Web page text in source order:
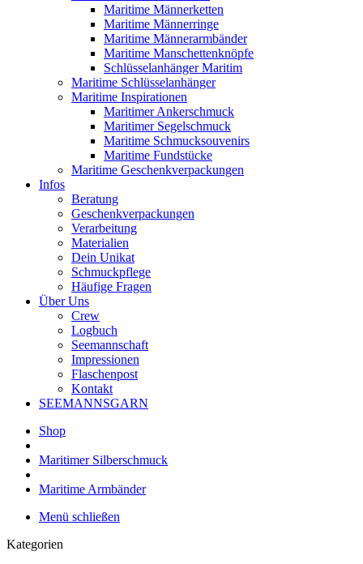
Maritime Männerketten
Maritime Männerringe
Maritime Männerarmbänder
Maritime Manschettenknöpfe
Schlüsselanhänger Maritim
Maritime Schlüsselanhänger
Maritime Inspirationen
Maritimer Ankerschmuck
Maritimer Segelschmuck
Maritime Schmucksouvenirs
Maritime Fundstücke
Maritime Geschenkverpackungen
Infos
Beratung
Geschenkverpackungen
Verarbeitung
Materialien
Dein Unikat
Schmuckpflege
Häufige Fragen
Über Uns
Crew
Logbuch
Seemannschaft
Impressionen
Flaschenpost
Kontakt
SEEMANNSGARN
Shop
Maritimer Silberschmuck
Maritime Armbänder
Menü schließen
Kategorien